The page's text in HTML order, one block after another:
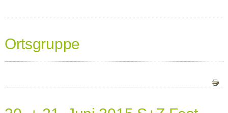
Ortsgruppe